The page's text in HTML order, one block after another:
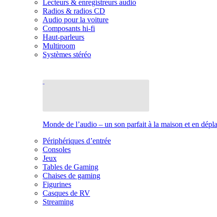
Lecteurs & enregistreurs audio
Radios & radios CD
Audio pour la voiture
Composants hi-fi
Haut-parleurs
Multiroom
Systèmes stéréo
Monde de l’audio – un son parfait à la maison et en
Périphériques d’entrée
Consoles
Jeux
Tables de Gaming
Chaises de gaming
Figurines
Casques de RV
Streaming